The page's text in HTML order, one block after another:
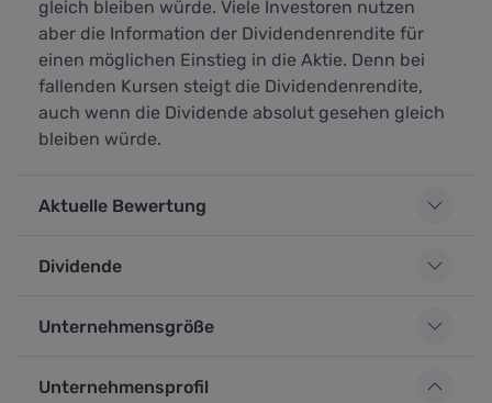
gleich bleiben würde. Viele Investoren nutzen
aber die Information der Dividendenrendite für
einen möglichen Einstieg in die Aktie. Denn bei
fallenden Kursen steigt die Dividendenrendite,
auch wenn die Dividende absolut gesehen gleich
bleiben würde.
Aktuelle Bewertung
Dividende
Unternehmensgröße
Unternehmensprofil